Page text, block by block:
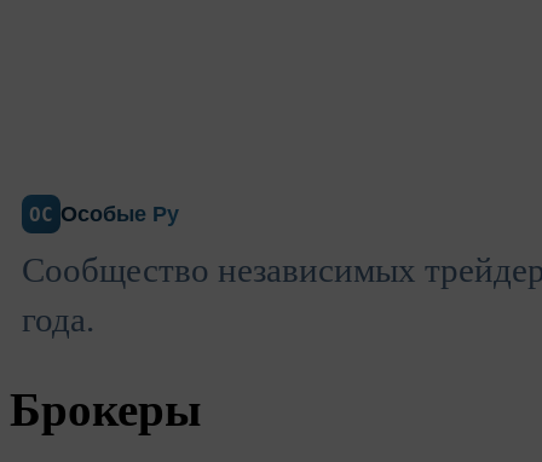
ОС Особые Ру
Сообщество независимых
года.
Брокеры